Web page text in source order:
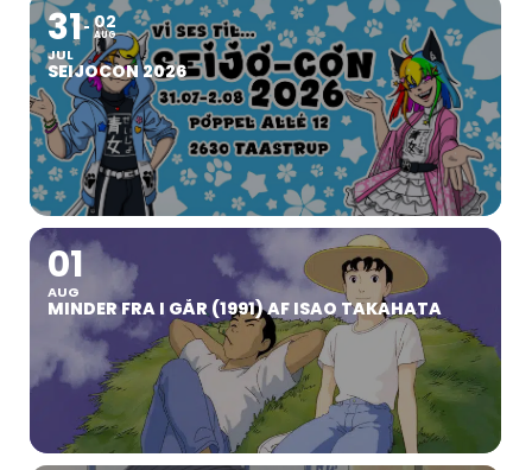
31
JUL
02
AUG
SEIJOCON 2026
01
AUG
MINDER FRA I GÅR (1991) AF ISAO TAKAHATA